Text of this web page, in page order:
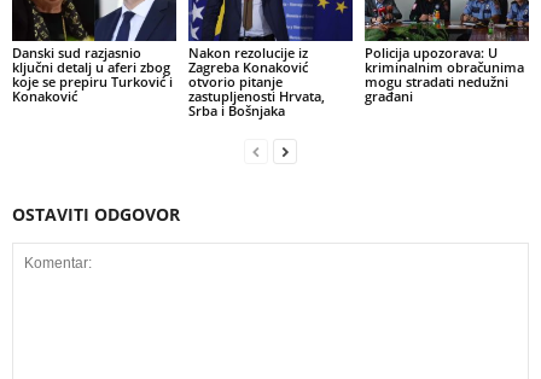
Danski sud razjasnio
ključni detalj u aferi zbog
koje se prepiru Turković i
Konaković
Nakon rezolucije iz
Zagreba Konaković
otvorio pitanje
zastupljenosti Hrvata,
Srba i Bošnjaka
Policija upozorava: U
kriminalnim obračunima
mogu stradati nedužni
građani
OSTAVITI ODGOVOR